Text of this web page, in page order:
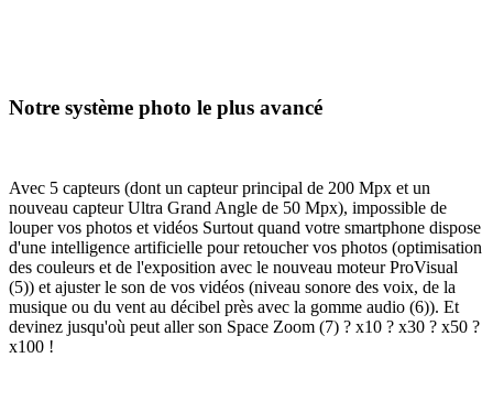
Notre système photo le plus avancé
Avec 5 capteurs (dont un capteur principal de 200 Mpx et un
nouveau capteur Ultra Grand Angle de 50 Mpx), impossible de
louper vos photos et vidéos Surtout quand votre smartphone dispose
d'une intelligence artificielle pour retoucher vos photos (optimisation
des couleurs et de l'exposition avec le nouveau moteur ProVisual
(5)) et ajuster le son de vos vidéos (niveau sonore des voix, de la
musique ou du vent au décibel près avec la gomme audio (6)). Et
devinez jusqu'où peut aller son Space Zoom (7) ? x10 ? x30 ? x50 ?
x100 !